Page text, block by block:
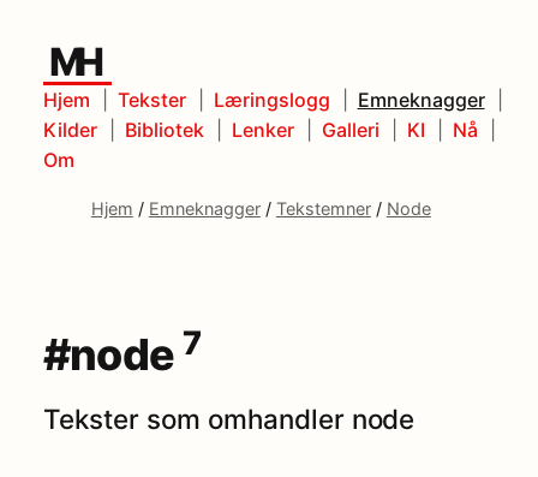
MH
Hjem Tekster Læringslogg
Emneknagger
Kilder
Bibliotek Lenker Galleri KI
Nå
Om
Hjem / Emneknagger/ Tekstemner/ Node
#node 7
Tekster som omhandler node